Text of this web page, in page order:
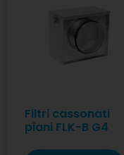
Filtri cassonati
piani FLK-B G4